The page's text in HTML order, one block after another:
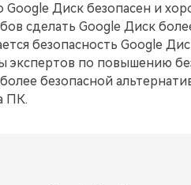
Google Диск безопасен и
сделать Google Диск
безопасность Google
экспертов по повышению
безопасной
ПК.